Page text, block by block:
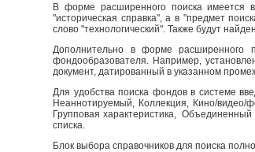
В форме расширенного поиска имеется
"историческая справка", а в "предмет
слово "технологический". Также будут
Дополнительно в форме расширенного
фондообразователя. Например,
документ, датированный в указанном
Для удобства поиска фондов в системе
Неаннотируемый, Коллекция, Кино/видео/
Групповая характеристика,
списка.
Блок выбора справочников для поиска